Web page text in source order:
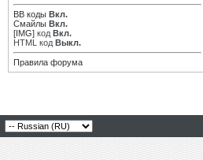
BB коды Вкл.
Смайлы Вкл.
[IMG] код Вкл.
HTML код Выкл.
Правила форума